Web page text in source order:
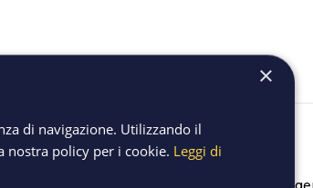
×
di navigazione. Utilizzando il
nostra policy per i cookie. Leggi di